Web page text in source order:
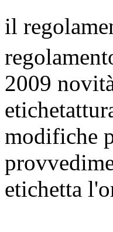
il
2009
modifiche
etichetta